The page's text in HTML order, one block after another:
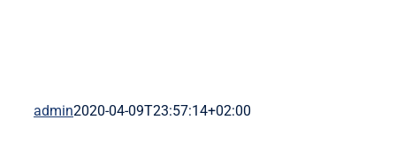
admin2020-04-09T23:57:14+02:00